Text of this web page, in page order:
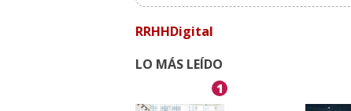
RRHHDigital
LO MÁS LEÍDO
1